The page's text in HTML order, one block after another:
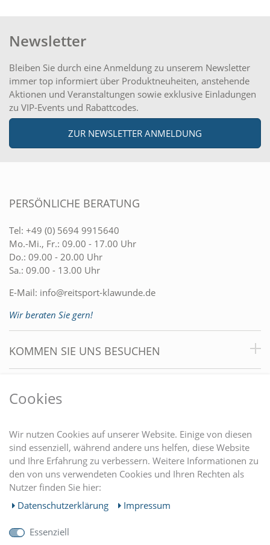
Newsletter
Bleiben Sie durch eine Anmeldung zu unserem Newsletter
immer top informiert über Produktneuheiten, anstehende
Aktionen und Veranstaltungen sowie exklusive Einladungen
zu VIP-Events und Rabattcodes.
ZUR NEWSLETTER ANMELDUNG
PERSÖNLICHE BERATUNG
Tel: +49 (0) 5694 9915640
Mo.-Mi., Fr.: 09.00 - 17.00 Uhr
Do.: 09.00 - 20.00 Uhr
Sa.: 09.00 - 13.00 Uhr
E-Mail: info@reitsport-klawunde.de
Wir beraten Sie gern!
KOMMEN SIE UNS BESUCHEN
DU FINDEST UNS AUCH AUF
EINKAUFEN
MEIN KONTO
UNTERNEHMEN
Cookies
Wir nutzen Cookies auf unserer Website. Einige von diesen
sind essenziell, während andere uns helfen, diese Website
und Ihre Erfahrung zu verbessern. Weitere Informationen zu
den von uns verwendeten Cookies und Ihren Rechten als
Nutzer finden Sie hier:
Daten­schutz­erklärung
Impressum
Essenziell